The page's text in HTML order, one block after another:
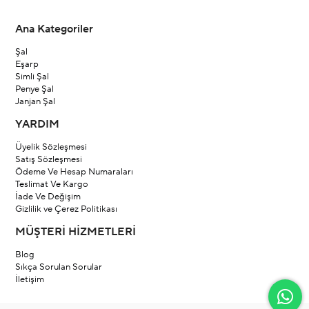
Ana Kategoriler
Şal
Eşarp
Simli Şal
Penye Şal
Janjan Şal
YARDIM
Üyelik Sözleşmesi
Satış Sözleşmesi
Ödeme Ve Hesap Numaraları
Teslimat Ve Kargo
İade Ve Değişim
Gizlilik ve Çerez Politikası
MÜŞTERİ HİZMETLERİ
Blog
Sıkça Sorulan Sorular
İletişim